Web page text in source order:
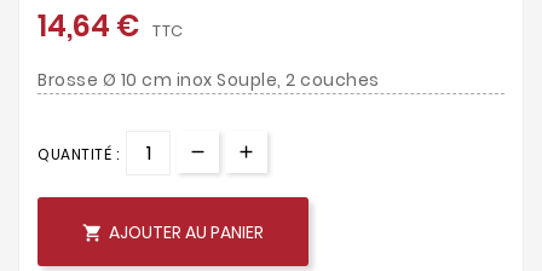
14,64 € TTC
Brosse Ø 10 cm inox Souple, 2 couches
QUANTITÉ :
 AJOUTER AU PANIER